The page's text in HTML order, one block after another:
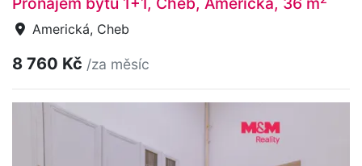
Americká, Cheb
8 760 Kč /za měsíc